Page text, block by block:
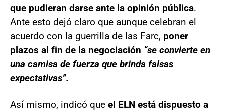
que pudieran darse ante la opinión pública.
Ante esto dejó claro que aunque celebran el
acuerdo con la guerrilla de las Farc, poner
plazos al fin de la negociación “se convierte en
una camisa de fuerza que brinda falsas
expectativas”.
Así mismo, indicó que el ELN está dispuesto a